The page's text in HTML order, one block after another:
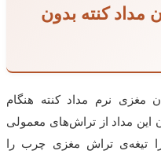
مداد کنته بدون
مغزی نرم مداد کنته هنگام
این مداد از تراش‌های معمولی
تیغه‌ی تراش مغزی چرب را